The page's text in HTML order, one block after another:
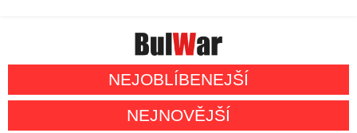
NEJOBLÍBENEJŠÍ
NEJNOVĚJŠÍ